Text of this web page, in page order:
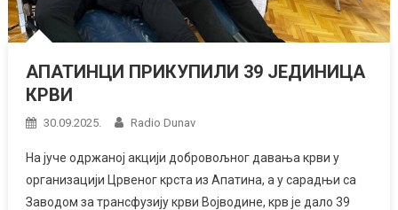
АПАТИНЦИ ПРИКУПИЛИ 39 ЈЕДИНИЦА
КРВИ
30.09.2025. Radio Dunav
На јуче одржаној акцији добровољног давања крви у
организацији Црвеног крста из Апатина, a у сарадњи са
Заводом за трансфузију крви Војводине, крв је дало 39